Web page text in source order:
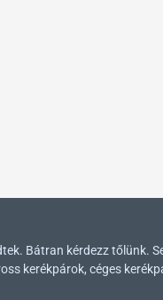
Bátran kérdezz tőlünk.
kerékpárok, céges